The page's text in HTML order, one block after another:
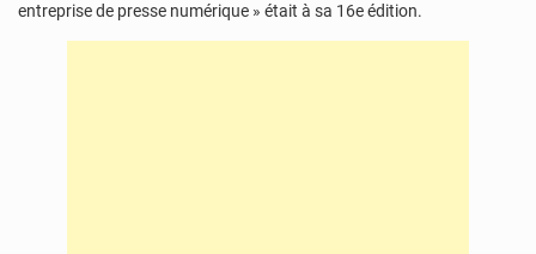
entreprise de presse numérique » était à sa 16e édition.